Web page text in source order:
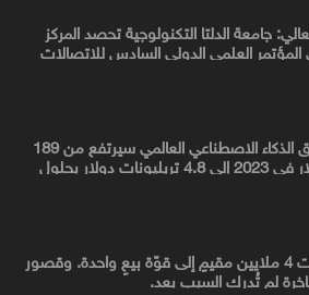
جامعة الدلتا التكنولوجية تحصد المركز
العلمي الدولي السادس للاتصالات
حجم سوق الذكاء الاصطناعي العالمي سيرتفع من 189
مليار دولار في 2023 إلى 4.8 تريليونات دولار بحلول
دُبي حوّلت 4 ملايين مقيمٍ إلى قوّة بيعٍ واحدة. وقصور
لم تُدرك السبب بعد.